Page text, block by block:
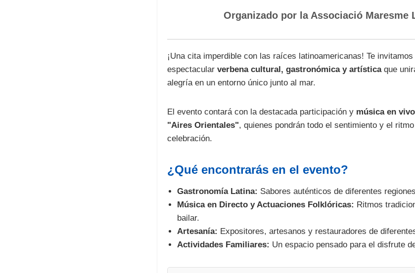
Organizado por la Associació Maresme
¡Una cita imperdible con las raíces latinoamericanas! Te
espectacular verbena cultural, gastronómica y artísticaque
alegría en un entorno único junto al mar.
El evento contará con la destacada participación y música en
"Aires Orientales", quienes pondrán todo el sentimiento y el
celebración.
¿Qué encontrarás en el evento?
Gastronomía Latina: Sabores auténticos de diferentes
Música en Directo y Actuaciones Folklóricas: Ritmos
bailar.
Artesanía: Expositores, artesanos y restauradores de
Actividades Familiares: Un espacio pensado para el disfrute